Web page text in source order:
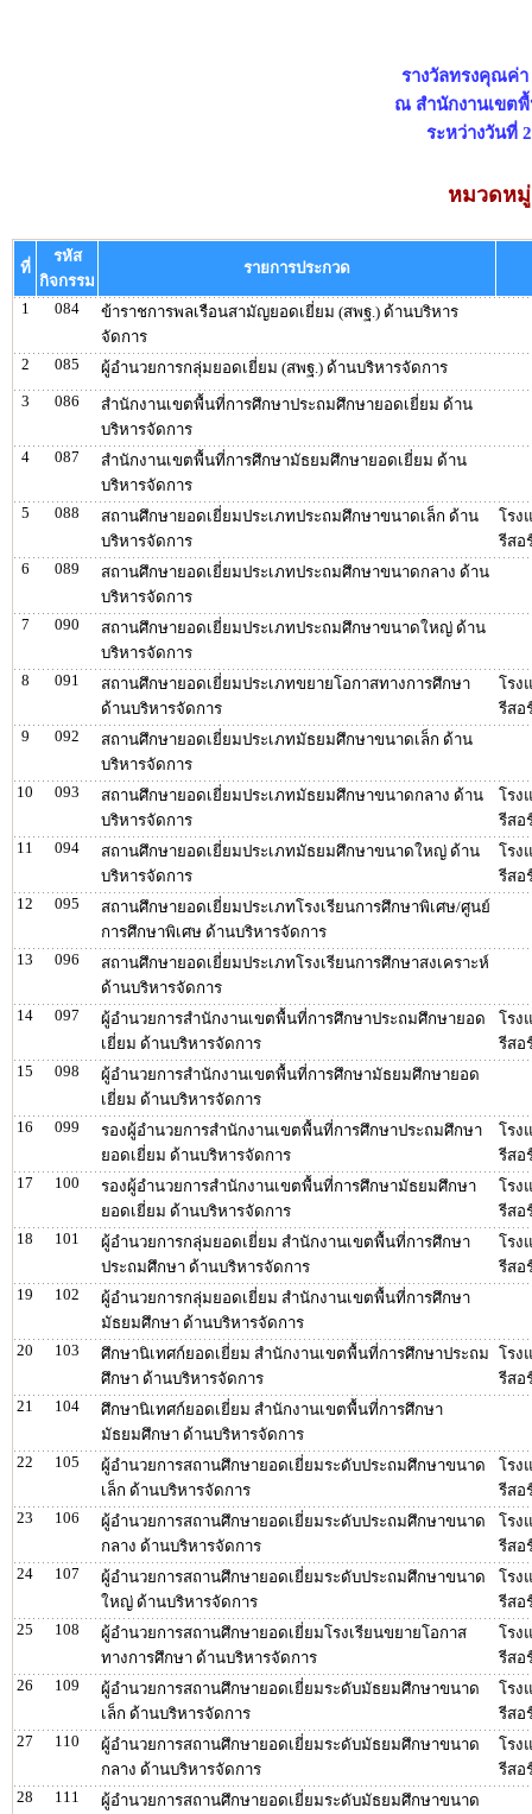
รางวัลทรงคุณค่า
ณ สำนักงานเขต
ระหว่างวันที่
หมวดห
ที่
รหัส
กิจกรรม
รายการประกวด
1 084
ข้าราชการพลเรือนสามัญยอดเยี่ยม (สพฐ.) ด้านบริหาร
จัดการ
2
085
ผู้อำนวยการกลุ่มยอดเยี่ยม (สพฐ.) ด้านบริหารจัดการ
3
086
สำนักงานเขตพื้นที่การศึกษาประถมศึกษายอดเยี่ยม ด้าน
บริหารจัดการ
4
087
สำนักงานเขตพื้นที่การศึกษามัธยมศึกษายอดเยี่ยม ด้าน
บริหารจัดการ
5
088
สถานศึกษายอดเยี่ยมประเภทประถมศึกษาขนาดเล็ก ด้าน
บริหารจัดการ
โรง
รีสอ
6
089
สถานศึกษายอดเยี่ยมประเภทประถมศึกษาขนาดกลาง ด้าน
บริหารจัดการ
7
090
สถานศึกษายอดเยี่ยมประเภทประถมศึกษาขนาดใหญ่ ด้าน
บริหารจัดการ
8
091
สถานศึกษายอดเยี่ยมประเภทขยายโอกาสทางการศึกษา
ด้านบริหารจัดการ
โรง
รีสอ
9
092
สถานศึกษายอดเยี่ยมประเภทมัธยมศึกษาขนาดเล็ก ด้าน
บริหารจัดการ
10
093
สถานศึกษายอดเยี่ยมประเภทมัธยมศึกษาขนาดกลาง ด้าน
บริหารจัดการ
โรง
รีสอ
11
094
สถานศึกษายอดเยี่ยมประเภทมัธยมศึกษาขนาดใหญ่ ด้าน
บริหารจัดการ
โรง
รีสอ
12
095
สถานศึกษายอดเยี่ยมประเภทโรงเรียนการศึกษาพิเศษ/ศูนย์
การศึกษาพิเศษ ด้านบริหารจัดการ
13
096
สถานศึกษายอดเยี่ยมประเภทโรงเรียนการศึกษาสงเคราะห์
ด้านบริหารจัดการ
14
097
ผู้อำนวยการสำนักงานเขตพื้นที่การศึกษาประถมศึกษายอด
เยี่ยม ด้านบริหารจัดการ
โรง
รีสอ
15
098
ผู้อำนวยการสำนักงานเขตพื้นที่การศึกษามัธยมศึกษายอด
เยี่ยม ด้านบริหารจัดการ
16
099
รองผู้อำนวยการสำนักงานเขตพื้นที่การศึกษาประถมศึกษา
ยอดเยี่ยม ด้านบริหารจัดการ
โรง
รีสอ
17
100
รองผู้อำนวยการสำนักงานเขตพื้นที่การศึกษามัธยมศึกษา
ยอดเยี่ยม ด้านบริหารจัดการ
โรง
รีสอ
18
101
ผู้อำนวยการกลุ่มยอดเยี่ยม สำนักงานเขตพื้นที่การศึกษา
ประถมศึกษา ด้านบริหารจัดการ
โรง
รีสอ
19
102
ผู้อำนวยการกลุ่มยอดเยี่ยม สำนักงานเขตพื้นที่การศึกษา
มัธยมศึกษา ด้านบริหารจัดการ
20
103
ศึกษานิเทศก์ยอดเยี่ยม สำนักงานเขตพื้นที่การศึกษาประถม
ศึกษา ด้านบริหารจัดการ
โรง
รีสอ
21
104
ศึกษานิเทศก์ยอดเยี่ยม สำนักงานเขตพื้นที่การศึกษา
มัธยมศึกษา ด้านบริหารจัดการ
22
105
ผู้อำนวยการสถานศึกษายอดเยี่ยมระดับประถมศึกษาขนาด
เล็ก ด้านบริหารจัดการ
โรง
รีสอ
23
106
ผู้อำนวยการสถานศึกษายอดเยี่ยมระดับประถมศึกษาขนาด
กลาง ด้านบริหารจัดการ
โรง
รีสอ
24
107
ผู้อำนวยการสถานศึกษายอดเยี่ยมระดับประถมศึกษาขนาด
ใหญ่ ด้านบริหารจัดการ
โรง
รีสอ
25
108
ผู้อำนวยการสถานศึกษายอดเยี่ยมโรงเรียนขยายโอกาส
ทางการศึกษา ด้านบริหารจัดการ
โรง
รีสอ
26
109
ผู้อำนวยการสถานศึกษายอดเยี่ยมระดับมัธยมศึกษาขนาด
เล็ก ด้านบริหารจัดการ
โรง
รีสอ
27
110
ผู้อำนวยการสถานศึกษายอดเยี่ยมระดับมัธยมศึกษาขนาด
กลาง ด้านบริหารจัดการ
โรง
รีสอ
28
111
ผู้อำนวยการสถานศึกษายอดเยี่ยมระดับมัธยมศึกษาขนาด